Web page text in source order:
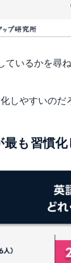
ているかを尋
しやすいのだ
最も習慣